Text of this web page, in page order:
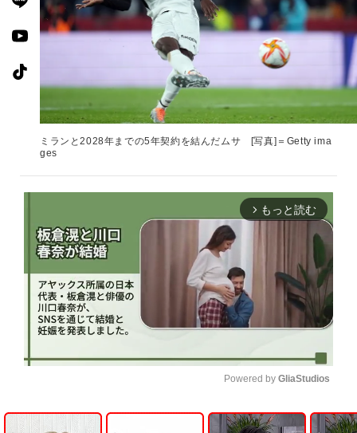
ミランと2028年までの5年契約を結んだムサ [写真]＝Getty ima
ges
arrow_forward_ios もっと読む
U
n
Powered by GliaStudios